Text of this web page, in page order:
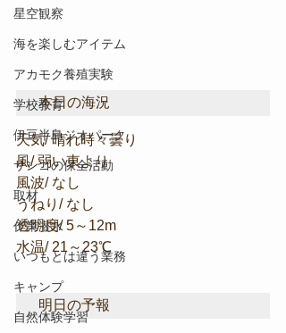
星空観察
海を楽しむアイテム
アカモク養殖実験
学校教育
伊豆半島ジオパーク
サンゴの保全活動
取材
作業潜水
いつもとは違う業務
キャンプ
自然体験学習
本日の海況
天気/ 晴れ時々曇り
風/ 弱い東より
風波/ なし
うねり/ なし
透明度/ 5～12m
水温/ 21～23℃
明日の予報